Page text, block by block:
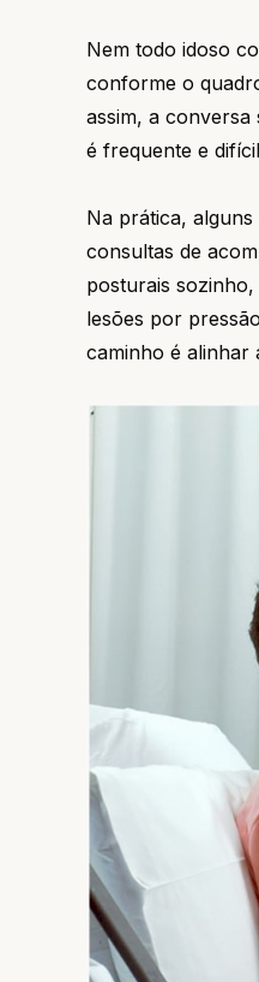
Nem todo idoso
conforme o
assim, a conversa
é frequente e
Na prática,
consultas de
posturais
lesões por
caminho é alinhar